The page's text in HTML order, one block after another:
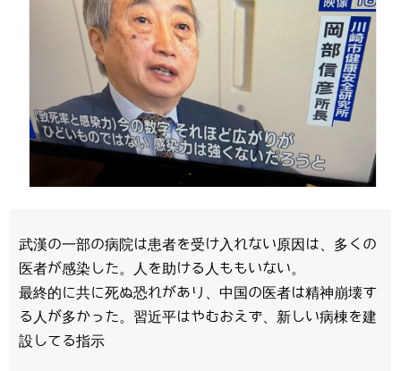
武漢の一部の病院は患者を受け入れない原因は、多くの
医者が感染した。人を助ける人ももいない。
最終的に共に死ぬ恐れがあり、中国の医者は精神崩壊す
る人が多かった。習近平はやむおえず、新しい病棟を建
設してる指示